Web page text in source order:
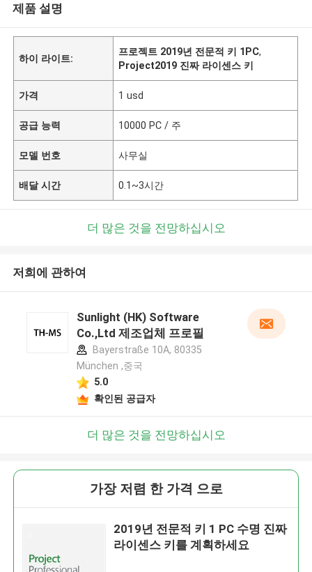
제품 설명
하이 라이트:
프로젝트 2019년 전문적 키 1PC,
Project2019 진짜 라이센스 키
가격 1 usd
공급 능력 10000 PC / 주
모델 번호 사무실
배달 시간 0.1~3시간
더 많은 것을 전망하십시오
저희에 관하여
Sunlight (HK) Software
Co.,Ltd 제조업체 프로필
Bayerstraße 10A, 80335
München ,중국
5.0
확인된 공급자
더 많은 것을 전망하십시오
가장 저렴 한 가격 으로
2019년 전문적 키 1 PC 수명 진짜
라이센스 키를 계획하세요